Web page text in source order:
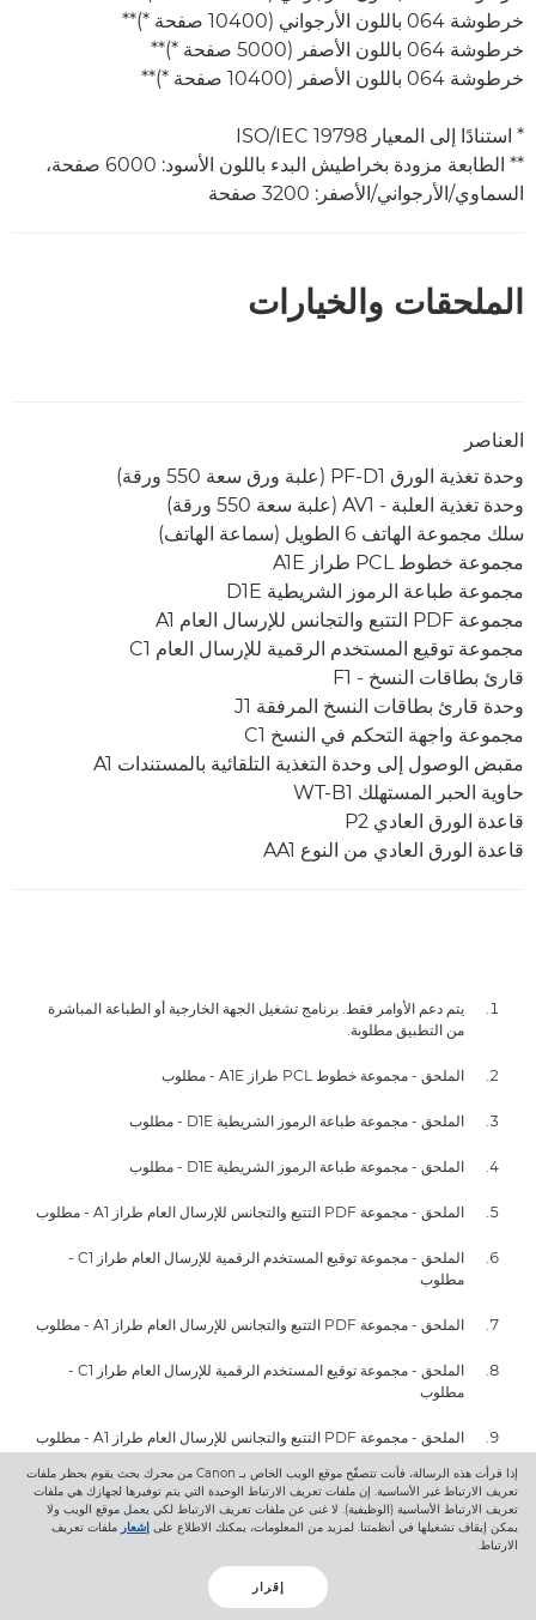
خرطوشة 064 باللون الأرجواني (10400 صفحة *)**
خرطوشة 064 باللون الأصفر (5000 صفحة *)**
خرطوشة 064 باللون الأصفر (10400 صفحة *)**
* استنادًا إلى المعيار ISO/IEC 19798
** الطابعة مزودة بخراطيش البدء باللون الأسود: 6000 صفحة،
السماوي/الأرجواني/الأصفر: 3200 صفحة
الملحقات والخيارات
العناصر
وحدة تغذية الورق PF-D1 (علبة ورق سعة 550 ورقة)
وحدة تغذية العلبة - AV1 (علبة سعة 550 ورقة)
سلك مجموعة الهاتف 6 الطويل (سماعة الهاتف)
مجموعة خطوط PCL طراز A1E
مجموعة طباعة الرموز الشريطية D1E
مجموعة PDF التتبع والتجانس للإرسال العام A1
مجموعة توقيع المستخدم الرقمية للإرسال العام C1
قارئ بطاقات النسخ - F1
وحدة قارئ بطاقات النسخ المرفقة J1
مجموعة واجهة التحكم في النسخ C1
مقبض الوصول إلى وحدة التغذية التلقائية بالمستندات A1
حاوية الحبر المستهلك WT-B1
قاعدة الورق العادي P2
قاعدة الورق العادي من النوع AA1
يتم دعم الأوامر فقط. برنامج تشغيل الجهة الخارجية أو الطباعة المباشرة
من التطبيق مطلوبة.
الملحق - مجموعة خطوط PCL طراز ‏A1E - مطلوب
الملحق - مجموعة طباعة الرموز الشريطية D1E - مطلوب
الملحق - مجموعة طباعة الرموز الشريطية D1E - مطلوب
الملحق - مجموعة PDF التتبع والتجانس للإرسال العام طراز A1 - مطلوب
الملحق - مجموعة توقيع المستخدم الرقمية للإرسال العام طراز C1 -
مطلوب
الملحق - مجموعة PDF التتبع والتجانس للإرسال العام طراز A1 - مطلوب
الملحق - مجموعة توقيع المستخدم الرقمية للإرسال العام طراز C1 -
مطلوب
الملحق - مجموعة PDF التتبع والتجانس للإرسال العام طراز A1 - مطلوب
الملحق - مجموعة توقيع المستخدم الرقمية للإرسال العام طراز C1 -
مطلوب
إذا قرأت هذه الرسالة، فأنت تتصفّح موقع الويب الخاص بـ Canon من محرك بحث يقوم بحظر ملفات
تعريف الارتباط غير الأساسية. إن ملفات تعريف الارتباط الوحيدة التي يتم توفيرها لجهازك هي ملفات
تعريف الارتباط الأساسية (الوظيفية). لا غنى عن ملفات تعريف الارتباط لكي يعمل موقع الويب ولا
يمكن إيقاف تشغيلها في أنظمتنا. لمزيد من المعلومات، يمكنك الاطلاع على إشعار ملفات تعريف
الارتباط.
إقرار